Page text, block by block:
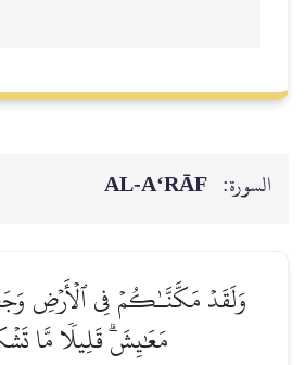
السورة: AL‑A‘RĀF
وَلَقَدۡ مَكَّنَّـٰكُمۡ فِي ٱلۡأَرۡضِ
مَعَٰيِشَۗ قَلِيلٗا مَّا